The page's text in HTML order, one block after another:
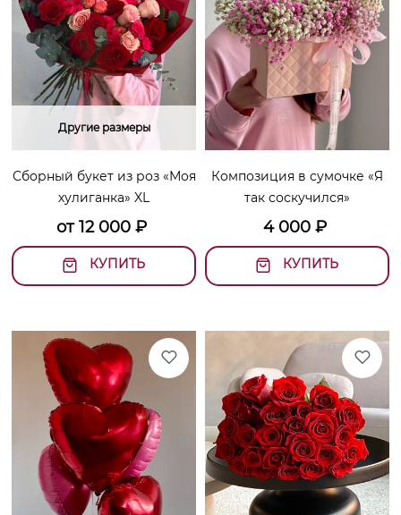
Другие размеры
Сборный букет из роз «Моя
хулиганка» XL
от12 000 ₽
КУПИТЬ
Композиция в сумочке «Я
так соскучился»
4 000 ₽
КУПИТЬ